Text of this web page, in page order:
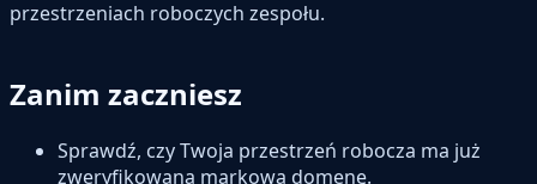
przestrzeniach roboczych zespołu.
Zanim zaczniesz
Sprawdź, czy Twoja przestrzeń robocza ma już
zweryfikowaną markową domenę.